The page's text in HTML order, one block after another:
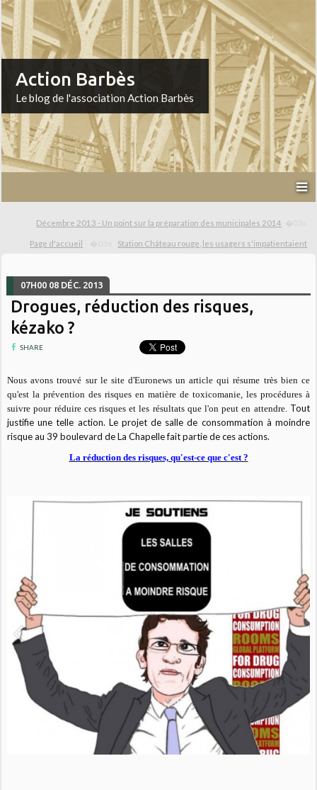
Action Barbès
Le blog de l'association Action Barbès
Décembre 2013 - Un point sur la préparation des municipales 2014
Page d'accueil Station Château rouge, les usagers s'impatientaient
07H00 08 DÉC. 2013
Drogues, réduction des risques,
kézako ?
SHARE
Nous avons trouvé sur le site d'Euronews un article qui résume très bien ce
qu'est la prévention des risques en matière de toxicomanie, les procédures à
suivre pour réduire ces risques et les résultats que l'on peut en attendre.Tout
justifie une telle action. Le projet de salle de consommation à moindre
risque au 39 boulevard de La Chapelle fait partie de ces actions.
La réduction des risques, qu'est-ce que c'est ?